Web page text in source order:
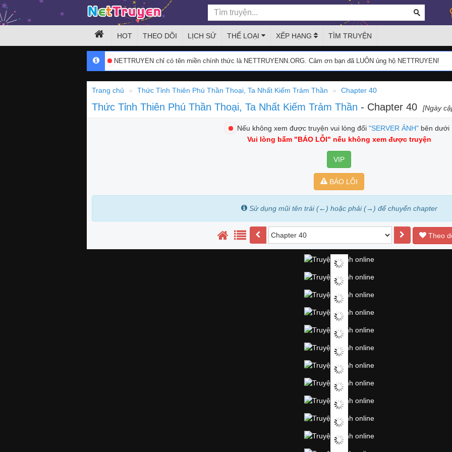
HOT THEO DÕI LỊCH SỬ THỂ LOẠI XẾP HẠNG TÌM TRUYỆN
NETTRUYEN chỉ có tên miền chính thức là NETTRUYENN.ORG. Cảm ơn bạn đã LUÔN ủng hộ NETTRUYEN!
Trang chủ Thức Tỉnh Thiên Phú Thần Thoại, Ta Nhất Kiếm Trảm Thần Chapter 40
Thức Tỉnh Thiên Phú Thần Thoại, Ta Nhất Kiếm Trảm Thần - Chapter 40 [Ngày
Nếu không xem được truyện vui lòng đổi "SERVER ẢNH" bên dưới
Vui lòng bấm "BÁO LỖI" nếu không xem được truyện
VIP
BÁO LỖI
Sử dụng mũi tên trái (←) hoặc phải (→) để chuyển chapter
Theo